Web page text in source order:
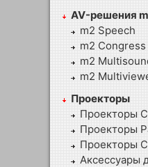
AV-решения
m2 Speech
m2 Congress
m2
m2
Проекторы
Проекторы
Проекторы
Проекторы
Аксессуары